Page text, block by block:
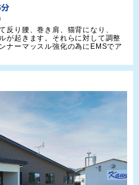
反り腰、巻き肩、猫背になり、
が起きます。それらに対して調整
ナーマッスル強化の為にEMSでア